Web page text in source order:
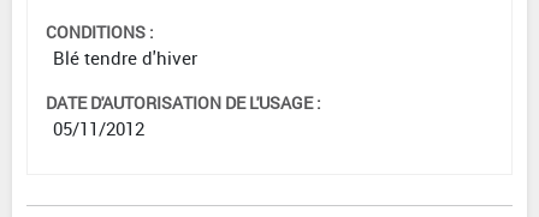
CONDITIONS :
Blé tendre d'hiver
DATE D'AUTORISATION DE L'USAGE :
05/11/2012